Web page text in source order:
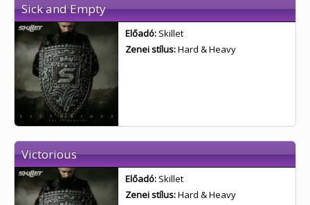
Sick and Empty
Előadó: Skillet
Zenei stílus:Hard & Heavy
Victorious
Előadó: Skillet
Zenei stílus:Hard & Heavy